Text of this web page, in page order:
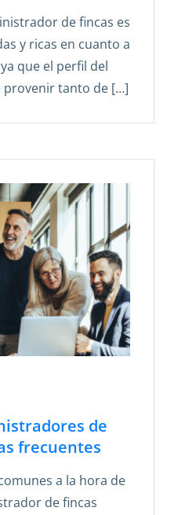
de fincas es
y ricas en cuanto a
que el perfil del
tanto de […]
de
frecuentes
a la hora de
de fincas